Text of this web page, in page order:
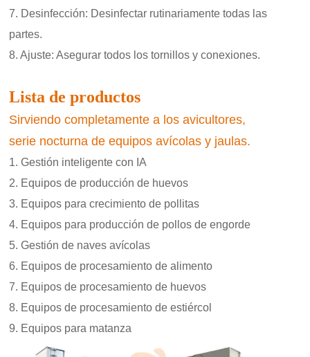
7. Desinfección: Desinfectar rutinariamente todas las
partes.
8. Ajuste: Asegurar todos los tornillos y conexiones.
Lista de productos
Sirviendo completamente a los avicultores,
serie nocturna de equipos avícolas y jaulas.
Gestión inteligente con IA
Equipos de producción de huevos
Equipos para crecimiento de pollitas
Equipos para producción de pollos de engorde
Gestión de naves avícolas
Equipos de procesamiento de alimento
Equipos de procesamiento de huevos
Equipos de procesamiento de estiércol
Equipos para matanza